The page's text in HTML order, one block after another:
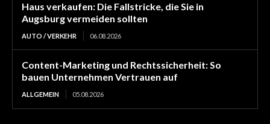
Haus verkaufen: Die Fallstricke, die Sie in
Augsburg vermeiden sollten
AUTO / VERKEHR 06.08.2026
Content-Marketing und Rechtssicherheit: So
bauen Unternehmen Vertrauen auf
ALLGEMEIN 05.08.2026